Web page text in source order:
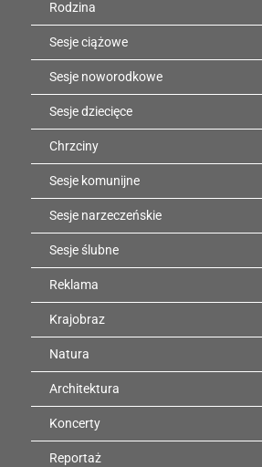
Rodzina
Sesje ciążowe
Sesje noworodkowe
Sesje dziecięce
Chrzciny
Sesje komunijne
Sesje narzeczeńskie
Sesje ślubne
Reklama
Krajobraz
Natura
Architektura
Koncerty
Reportaż